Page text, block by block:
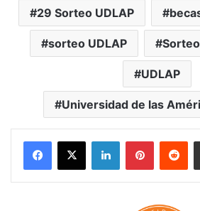
29 Sorteo UDLAP
sorteo UDLAP
UDLAP
Universidad de las
LinkedInPinterest